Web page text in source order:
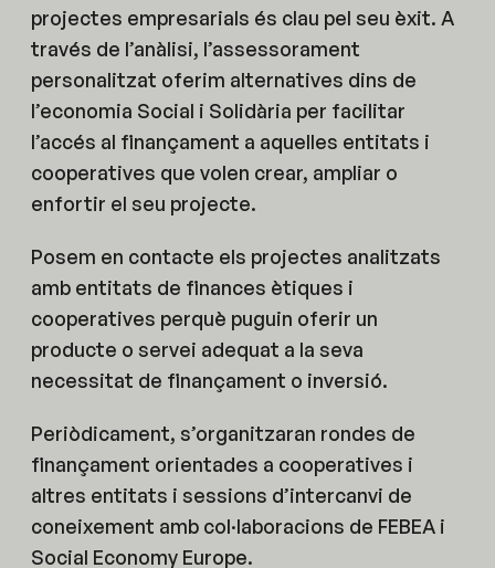
projectes empresarials és clau pel seu èxit. A
través de l’anàlisi, l’assessorament
personalitzat oferim alternatives dins de
l’economia Social i Solidària per facilitar
l’accés al finançament a aquelles entitats i
cooperatives que volen crear, ampliar o
enfortir el seu projecte.
Posem en contacte els projectes analitzats
amb entitats de finances ètiques i
cooperatives perquè puguin oferir un
producte o servei adequat a la seva
necessitat de finançament o inversió.
Periòdicament, s’organitzaran rondes de
finançament orientades a cooperatives i
altres entitats i sessions d’intercanvi de
coneixement amb col·laboracions de FEBEA i
Social Economy Europe.